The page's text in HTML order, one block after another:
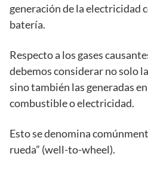
generación de la electricidad
batería.
Respecto a los gases
debemos considerar no solo
sino también las generadas
combustible o electricidad.
Esto se denomina
rueda” (well-to-wheel).